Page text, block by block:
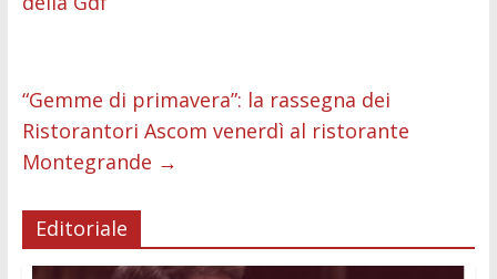
o
k p er
“Gemme di primavera”: la rassegna dei
Ristorantori Ascom venerdì al ristorante
Montegrande →
Editoriale